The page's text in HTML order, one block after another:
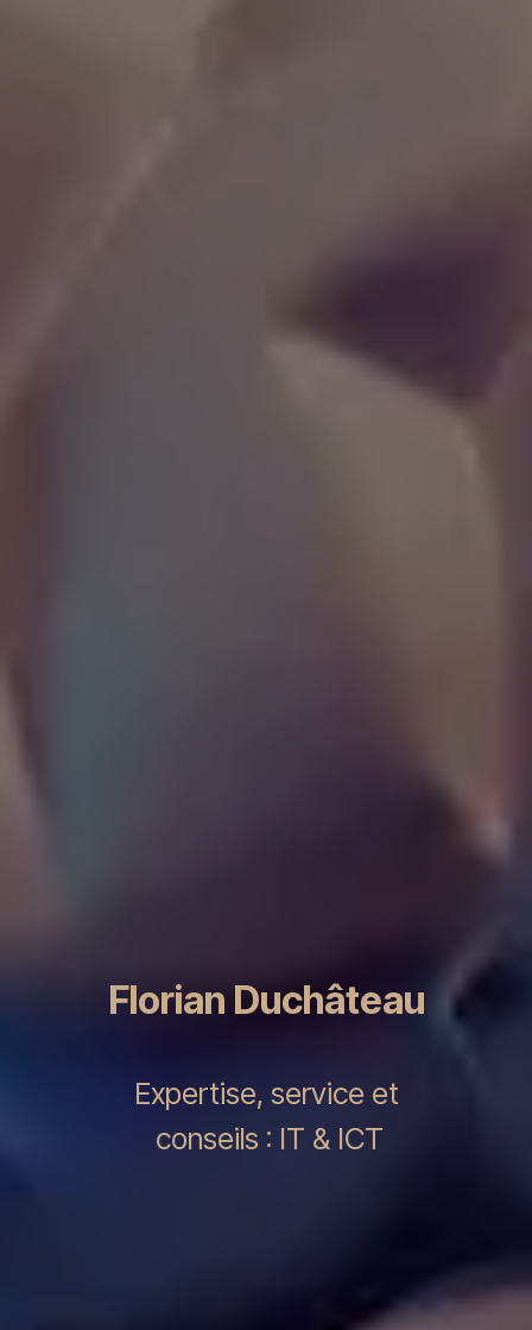
Florian Duchâteau
Expertise, service et
conseils : IT & ICT